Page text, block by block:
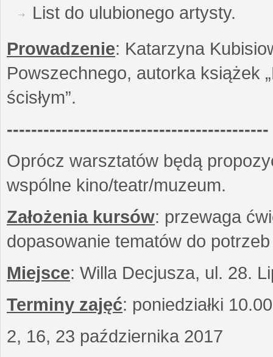
List do ulubionego artysty.
Prowadzenie: Katarzyna
Powszechnego, autorka książek
ścisłym”.
-------------------------------------------
Oprócz warsztatów będą
wspólne kino/teatr/muzeum.
Założenia kursów: przewaga
dopasowanie tematów do
Miejsce: Willa Decjusza, ul. 28.
Terminy zajęć: poniedziałki
2, 16, 23 października 2017